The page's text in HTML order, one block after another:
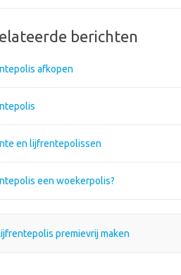
berichten
afkopen
en lijfrentepolissen
een woekerpolis?
navigation premievrij maken